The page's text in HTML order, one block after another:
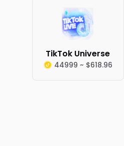
TikTok Universe
44999 ~ $618.96